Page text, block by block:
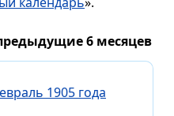
6 месяцев
1905 года